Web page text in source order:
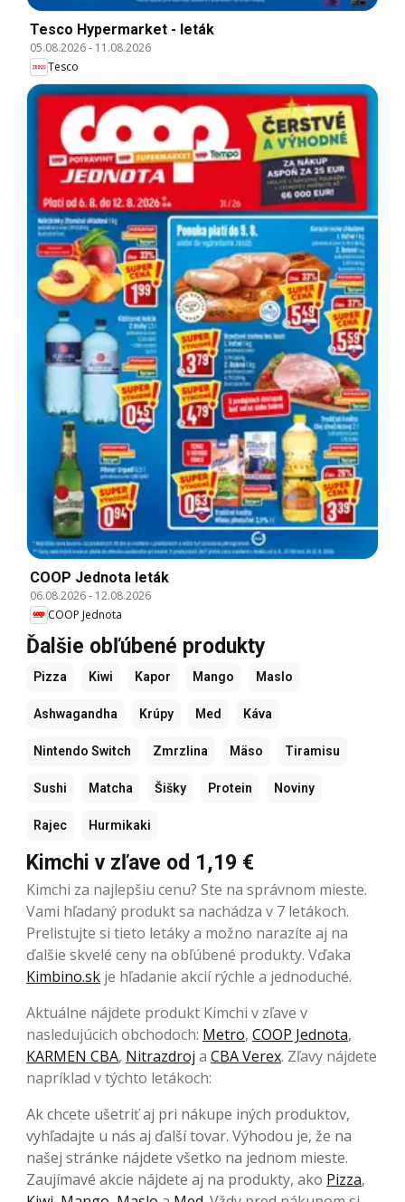
Tesco Hypermarket - leták
05.08.2026- 11.08.2026
Tesco
COOP Jednota leták
06.08.2026- 12.08.2026
COOP Jednota
Ďalšie obľúbené produkty
Pizza Kiwi Kapor Mango Maslo
Ashwagandha Krúpy Med Káva
Nintendo Switch Zmrzlina Mäso Tiramisu
Sushi Matcha Šišky Protein Noviny
Rajec Hurmikaki
Kimchi v zľave od 1,19 €
Kimchi za najlepšiu cenu? Ste na správnom mieste.
Vami hľadaný produkt sa nachádza v 7 letákoch.
Prelistujte si tieto letáky a možno narazíte aj na
ďalšie skvelé ceny na obľúbené produkty. Vďaka
Kimbino.sk je hľadanie akcií rýchle a jednoduché.
Aktuálne nájdete produkt Kimchi v zľave v
nasledujúcich obchodoch: Metro, COOP Jednota,
KARMEN CBA, Nitrazdroj a CBA Verex. Zľavy nájdete
napríklad v týchto letákoch:
Ak chcete ušetriť aj pri nákupe iných produktov,
vyhľadajte u nás aj ďalší tovar. Výhodou je, že na
našej stránke nájdete všetko na jednom mieste.
Zaujímavé akcie nájdete aj na produkty, ako Pizza,